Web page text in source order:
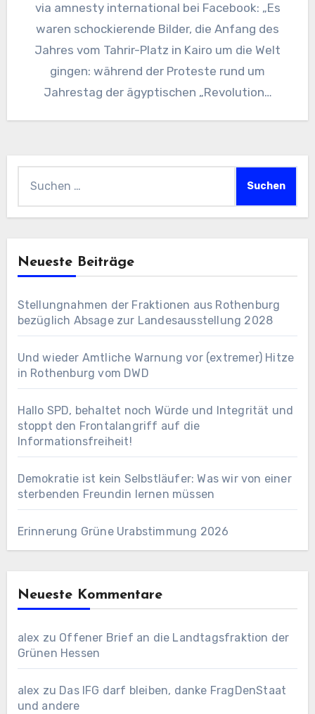
via amnesty international bei Facebook: „Es
waren schockierende Bilder, die Anfang des
Jahres vom Tahrir-Platz in Kairo um die Welt
gingen: während der Proteste rund um
Jahrestag der ägyptischen „Revolution…
Neueste Beiträge
Stellungnahmen der Fraktionen aus Rothenburg
bezüglich Absage zur Landesausstellung 2028
Und wieder Amtliche Warnung vor (extremer) Hitze
in Rothenburg vom DWD
Hallo SPD, behaltet noch Würde und Integrität und
stoppt den Frontalangriff auf die
Informationsfreiheit!
Demokratie ist kein Selbstläufer: Was wir von einer
sterbenden Freundin lernen müssen
Erinnerung Grüne Urabstimmung 2026
Neueste Kommentare
alex zu Offener Brief an die Landtagsfraktion der
Grünen Hessen
alex zu Das IFG darf bleiben, danke FragDenStaat
und andere